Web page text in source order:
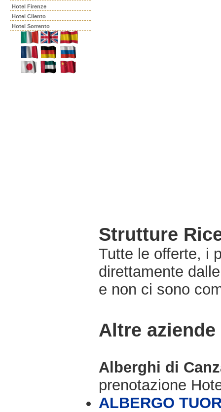
Hotel Firenze
Hotel Cilento
Hotel Sorrento
Strutture
Tutte le offerte, i
direttamente
e non ci sono
Altre
Alberghi di
prenotazione
ALBERGO